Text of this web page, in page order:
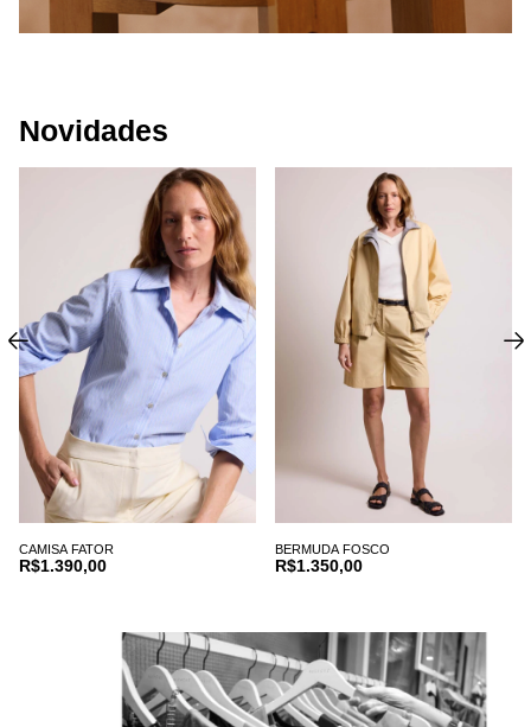
Novidades
CAMISA FATOR
R$1.390,00
BERMUDA FOSCO
R$1.350,00